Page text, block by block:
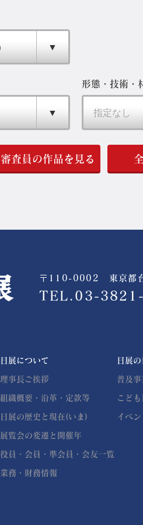
形態・技術・
審査員の作品を見る
〒110-0002 東京都
TEL.03-
日展について
理事長ご挨拶
組織概要・沿革・定款等
日展の歴史と現在(いま)
展覧会の変遷と開催年
役員・会員・準会員・会友一覧
業務・財務情報
日展
普及事
こども
イベン